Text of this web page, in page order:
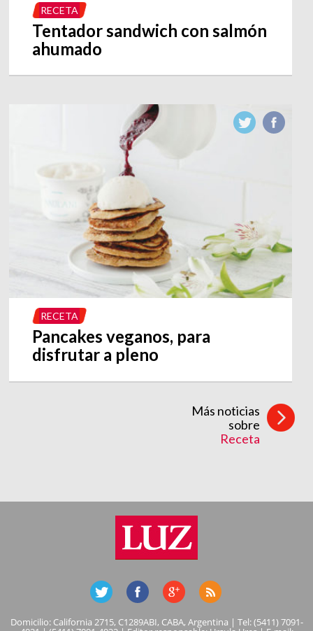
RECETA
Tentador sandwich con salmón
ahumado
RECETA
Pancakes veganos, para
disfrutar a pleno
Más noticias
sobre
Receta
Domicilio: California 2715, C1289ABI, CABA, Argentina | Tel: (5411) 7091-